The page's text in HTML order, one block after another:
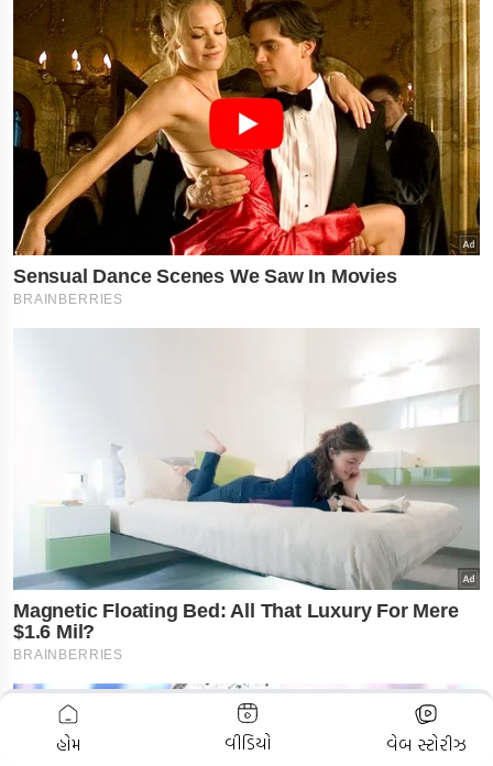
ADVERTISEMENT
હોમ વીડિયો વેબ સ્ટોરીઝ